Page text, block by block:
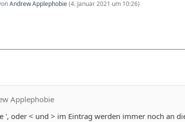
Andrew Applephobie(4. Januar 2021 um 10:26)
Applephobie
', oder < und > im Eintrag werden immer noch an